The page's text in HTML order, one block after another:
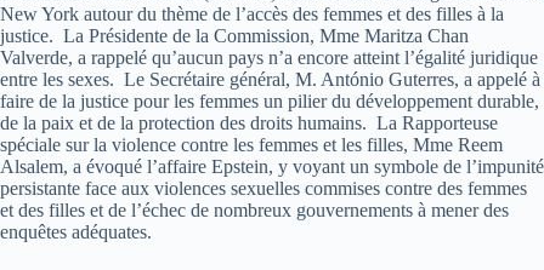
New York autour du thème de l’accès des femmes et des filles à la
justice. La Présidente de la Commission, Mme Maritza Chan
Valverde, a rappelé qu’aucun pays n’a encore atteint l’égalité juridique
entre les sexes. Le Secrétaire général, M. António Guterres, a appelé à
faire de la justice pour les femmes un pilier du développement durable,
de la paix et de la protection des droits humains. La Rapporteuse
spéciale sur la violence contre les femmes et les filles, Mme Reem
Alsalem, a évoqué l’affaire Epstein, y voyant un symbole de l’impunité
persistante face aux violences sexuelles commises contre des femmes
et des filles et de l’échec de nombreux gouvernements à mener des
enquêtes adéquates.